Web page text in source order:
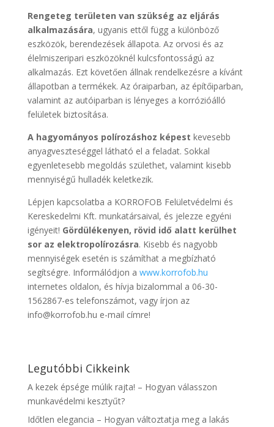
Rengeteg területen van szükség az eljárás
alkalmazására, ugyanis ettől függ a különböző
eszközök, berendezések állapota. Az orvosi és az
élelmiszeripari eszközöknél kulcsfontosságú az
alkalmazás. Ezt követően állnak rendelkezésre a kívánt
állapotban a termékek. Az óraiparban, az építőiparban,
valamint az autóiparban is lényeges a korrózióálló
felületek biztosítása.
A hagyományos polírozáshoz képest kevesebb
anyagveszteséggel látható el a feladat. Sokkal
egyenletesebb megoldás születhet, valamint kisebb
mennyiségű hulladék keletkezik.
Lépjen kapcsolatba a KORROFOB Felületvédelmi és
Kereskedelmi Kft. munkatársaival, és jelezze egyéni
igényeit! Gördülékenyen, rövid idő alatt kerülhet
sor az elektropolírozásra. Kisebb és nagyobb
mennyiségek esetén is számíthat a megbízható
segítségre. Informálódjon a www.korrofob.hu
internetes oldalon, és hívja bizalommal a 06-30-
1562867-es telefonszámot, vagy írjon az
info@korrofob.hu e-mail címre!
Legutóbbi Cikkeink
A kezek épsége múlik rajta! – Hogyan válasszon
munkavédelmi kesztyűt?
Időtlen elegancia – Hogyan változtatja meg a lakás